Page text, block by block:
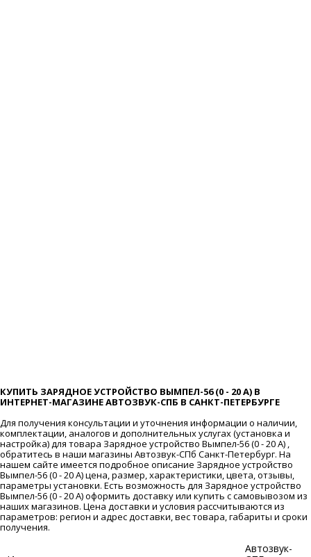
КУПИТЬ ЗАРЯДНОЕ УСТРОЙСТВО ВЫМПЕЛ-56 (0 - 20 А) В
ИНТЕРНЕТ-МАГАЗИНЕ АВТОЗВУК-СПБ В САНКТ-ПЕТЕРБУРГЕ
Для получения консультации и уточнения информации о наличии,
комплектации, аналогов и дополнительных услугах (установка и
настройка) для товара Зарядное устройство Вымпел-56 (0 - 20 А) ,
обратитесь в наши магазины Автозвук-СПб Санкт-Петербург. На
нашем сайте имеется подробное описание Зарядное устройство
Вымпел-56 (0 - 20 А) цена, размер, характеристики, цвета, отзывы,
параметры установки. Есть возможность для Зарядное устройство
Вымпел-56 (0 - 20 А) оформить доставку или купить с самовывозом из
наших магазинов. Цена доставки и условия рассчитываются из
параметров: регион и адрес доставки, вес товара, габариты и сроки
получения.
Автозвук-